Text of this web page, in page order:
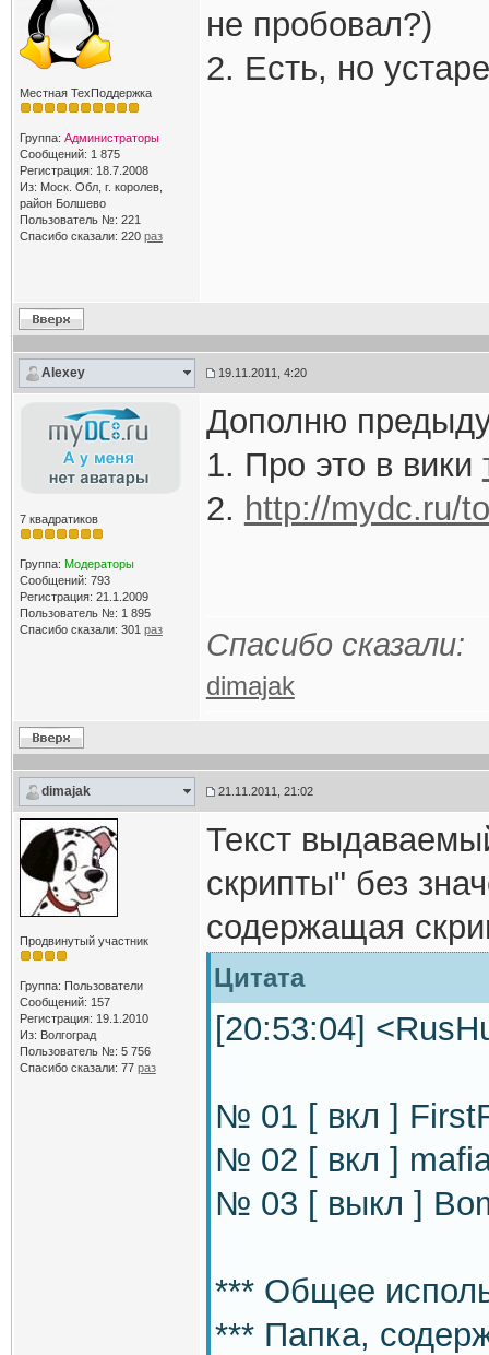
Местная ТехПоддержка
Группа: Администраторы
Сообщений: 1 875
Регистрация: 18.7.2008
Из: Моск. Обл, г. королев,
район Болшево
Пользователь №: 221
Спасибо сказали: 220 раз
не пробовал?)
2. Есть, но
Alexey 19.11.2011, 4:20
7 квадратиков
Группа: Модераторы
Сообщений: 793
Регистрация: 21.1.2009
Пользователь №: 1 895
Спасибо сказали: 301 раз
Дополню
1. Про это в вики
2. http://mydc.ru/
Спасибо сказали:
dimajak
dimajak 21.11.2011, 21:02
Продвинутый участник
Группа: Пользователи
Сообщений: 157
Регистрация: 19.1.2010
Из: Волгоград
Пользователь №: 5 756
Спасибо сказали: 77 раз
Текст
скрипты" без
содержащая
Цитата
[20:53:04]
№ 01 [ вкл ]
№ 02 [ вкл ]
№ 03 [ выкл ]
*** Общее
*** Папка,